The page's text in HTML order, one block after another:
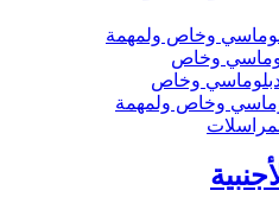
وخاص ولمهمة
وخاص
دبلوماسي وخاص
وخاص ولمهمة